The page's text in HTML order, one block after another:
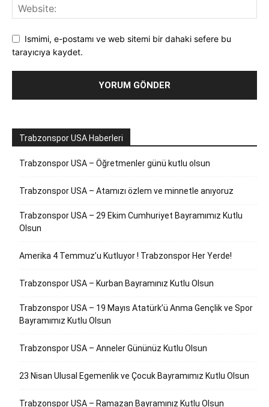
Ismimi, e-postamı ve web sitemi bir dahaki sefere bu
tarayıcıya kaydet.
Trabzonspor USA Haberleri
Trabzonspor USA – Öğretmenler günü kutlu olsun
Trabzonspor USA – Atamızı özlem ve minnetle anıyoruz
Trabzonspor USA – 29 Ekim Cumhuriyet Bayramımız Kutlu
Olsun
Amerika 4 Temmuz’u Kutluyor ! Trabzonspor Her Yerde!
Trabzonspor USA – Kurban Bayramınız Kutlu Olsun
Trabzonspor USA – 19 Mayıs Atatürk’ü Anma Gençlik ve Spor
Bayramımız Kutlu Olsun
Trabzonspor USA – Anneler Gününüz Kutlu Olsun
23 Nisan Ulusal Egemenlik ve Çocuk Bayramımız Kutlu Olsun
Trabzonspor USA – Ramazan Bayramınız Kutlu Olsun